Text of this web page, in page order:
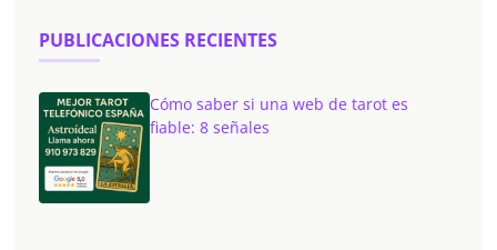
PUBLICACIONES RECIENTES
Cómo saber si una web de tarot es
fiable: 8 señales